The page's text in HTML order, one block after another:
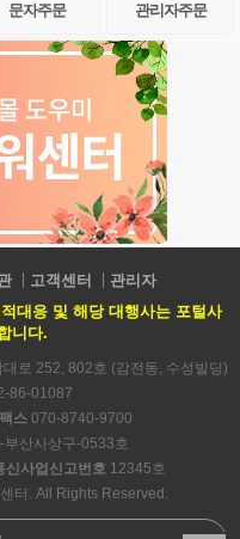
문자주문 관리자주문
고객센터
관리자
대응 및 해당 대행사는 포털사
니다.
로 252, 802호 (감전동, 수성빌딩)
86-01087
팩스 070-8740-9700
부산사상구-0533호
신사업신고번호12345호
터. All Rights Reserved.